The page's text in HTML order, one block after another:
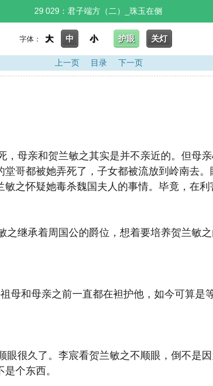
29 029：君子端方（二）_珠玉在侧
字体： 大 中 小 护眼 关灯
上一页 目录 下一页
母亲和贺兰敏之其实是并不亲近的。但母
哥都被她弄死了，子女都被流放到岭南去
之怀疑她毒杀魏国夫人的事情。毕竟，在
继承着周国公的爵位，想着要培养贺兰敏
和母亲之前一直都在袒护他，如今可算是
很久了。李宸看贺兰敏之不顺眼，倒不是
个东西。